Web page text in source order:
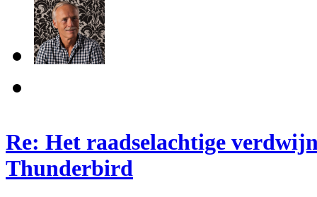
Re: Het raadselachtige
Thunderbird